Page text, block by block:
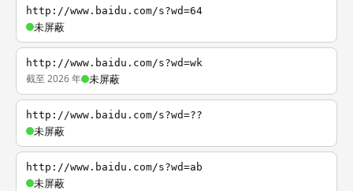
http://www.baidu.com/s?wd=64
未屏蔽
http://www.baidu.com/s?wd=wk
截至 2026 年 未屏蔽
http://www.baidu.com/s?wd=??
未屏蔽
http://www.baidu.com/s?wd=ab
未屏蔽